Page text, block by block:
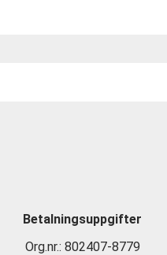
Betalningsuppgifter
Org.nr.: 802407-8779